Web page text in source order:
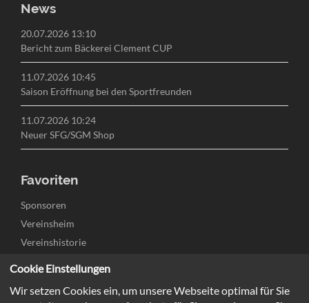
News
20.07.2026 13:10
Bericht zum Bäckerei Clement CUP
11.07.2026 10:45
Saison Eröffnung bei den Sportfreunden
11.07.2026 10:24
Neuer SFG/SGM Shop
Favoriten
Navigation
überspringen
Sponsoren
Vereinsheim
Vereinshistorie
Jugend
Cookie Einstellungen
Wir setzen Cookies ein, um unsere Webseite optimal für Sie